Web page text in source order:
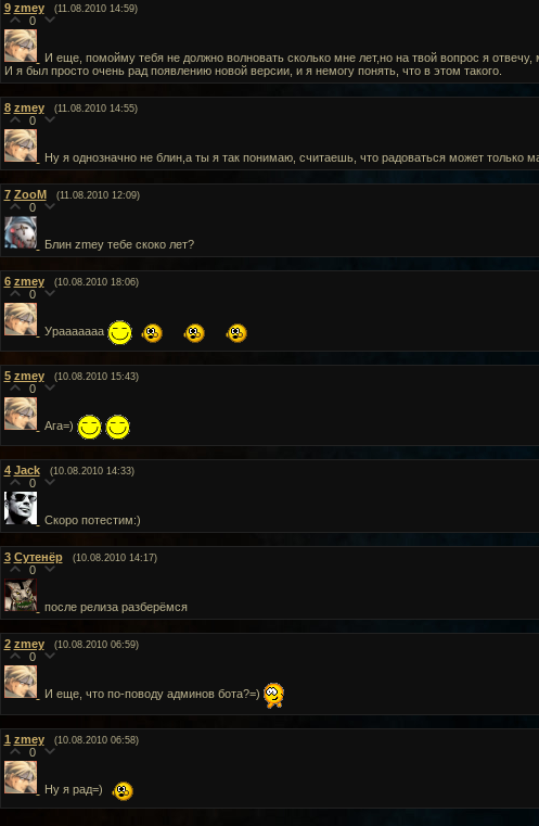
9 zmey (11.08.2010 14:59)
0
И еще, помойму тебя не должно волновать сколько мне лет,но на твой вопрос я отвечу,
И я был просто очень рад появлению новой версии, и я немогу понять, что в этом такого.
8 zmey (11.08.2010 14:55)
0
Ну я однозначно не блин,а ты я так понимаю, считаешь, что радоваться может только
7 ZooM (11.08.2010 12:09)
0
Блин zmey тебе скоко лет?
6 zmey (10.08.2010 18:06)
0
Урааааааа
5 zmey (10.08.2010 15:43)
0
Ага=)
4 Jack (10.08.2010 14:33)
0
Скоро потестим:)
3 Сутенёр (10.08.2010 14:17)
0
после релиза разберёмся
2 zmey (10.08.2010 06:59)
0
И еще, что по-поводу админов бота?=)
1 zmey (10.08.2010 06:58)
0
Ну я рад=)